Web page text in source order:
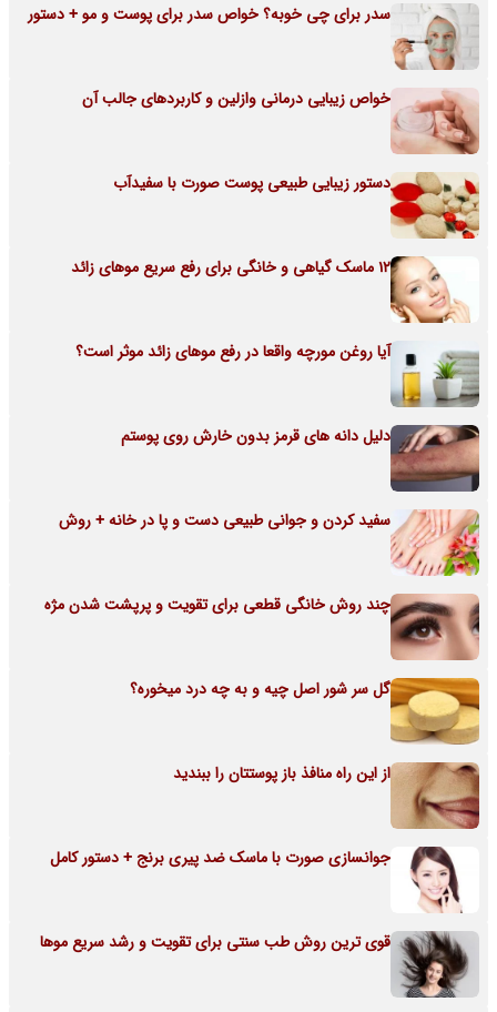
سدر برای چی خوبه؟ خواص سدر برای پوست و مو + دستور
خواص زیبایی درمانی وازلین و کاربردهای جالب آن
دستور زیبایی طبیعی پوست صورت با سفیدآب
12 ماسک گیاهی و خانگی برای رفع سریع موهای زائد
آیا روغن مورچه واقعا در رفع موهای زائد موثر است؟
دلیل دانه های قرمز بدون خارش روی پوستم
سفید کردن و جوانی طبیعی دست و پا در خانه + روش
چند روش خانگی قطعی برای تقویت و پرپشت شدن مژه
گل سر شور اصل چیه و به چه درد میخوره؟
از این راه منافذ باز پوستتان را ببندید
جوانسازی صورت با ماسک ضد پیری برنج + دستور کامل
قوی ترین روش طب سنتی برای تقویت و رشد سریع موها